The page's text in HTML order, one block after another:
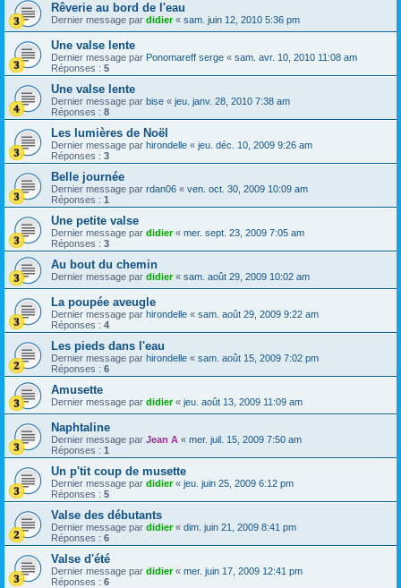
Rêverie au bord de l'eau
Dernier message par didier« sam. juin 12, 2010 5:36 pm
Une valse lente
Dernier message par Ponomareff serge « sam. avr. 10, 2010 11:08 am
Réponses : 5
Une valse lente
Dernier message par bise « jeu. janv. 28, 2010 7:38 am
Réponses : 8
Les lumières de Noël
Dernier message par hirondelle « jeu. déc. 10, 2009 9:26 am
Réponses : 3
Belle journée
Dernier message par rdan06 « ven. oct. 30, 2009 10:09 am
Réponses : 1
Une petite valse
Dernier message par didier« mer. sept. 23, 2009 7:05 am
Réponses : 3
Au bout du chemin
Dernier message par didier« sam. août 29, 2009 10:02 am
La poupée aveugle
Dernier message par hirondelle « sam. août 29, 2009 9:22 am
Réponses : 4
Les pieds dans l'eau
Dernier message par hirondelle « sam. août 15, 2009 7:02 pm
Réponses : 6
Amusette
Dernier message par didier« jeu. août 13, 2009 11:09 am
Naphtaline
Dernier message par Jean A « mer. juil. 15, 2009 7:50 am
Réponses : 1
Un p'tit coup de musette
Dernier message par didier« jeu. juin 25, 2009 6:12 pm
Réponses : 5
Valse des débutants
Dernier message par didier« dim. juin 21, 2009 8:41 pm
Réponses : 6
Valse d'été
Dernier message par didier« mer. juin 17, 2009 12:41 pm
Réponses : 6